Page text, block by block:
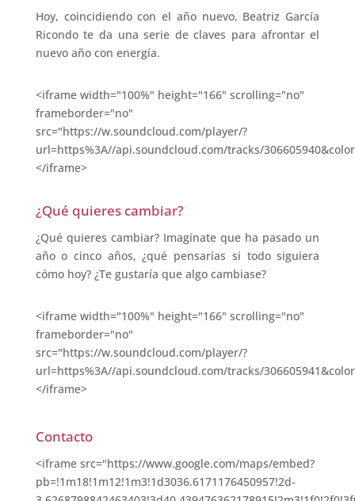
Hoy, coincidiendo con el año nuevo, Beatriz García
Ricondo te da una serie de claves para afrontar el
nuevo año con energía.
<iframe width="100%" height="166" scrolling="no"
frameborder="no"
src="https://w.soundcloud.com/player/?
url=https%3A//api.soundcloud.com/tracks/
</iframe>
¿Qué quieres cambiar?
¿Qué quieres cambiar? Imagínate que ha pasado un
año o cinco años, ¿qué pensarías si todo siguiera
cómo hoy? ¿Te gustaría que algo cambiase?
<iframe width="100%" height="166" scrolling="no"
frameborder="no"
src="https://w.soundcloud.com/player/?
url=https%3A//api.soundcloud.com/tracks/
</iframe>
Contacto
<iframe src="https://www.google.com/maps/embed?
pb=!1m18!1m12!1m3!1d3036.6171176450957!2d-